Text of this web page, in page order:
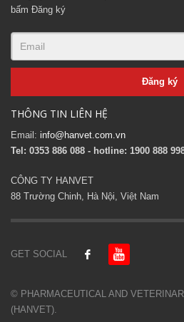
bấm Đăng ký
THÔNG TIN LIÊN HỆ
Email: info@hanvet.com.vn
Tel: 0353 886 088 - hotline: 1900 888
CÔNG TY HANVET
88 Trường Chinh, Hà Nội, Việt Nam
GET SOCIAL
© PHARMACEUTICAL AND
(HANVET).